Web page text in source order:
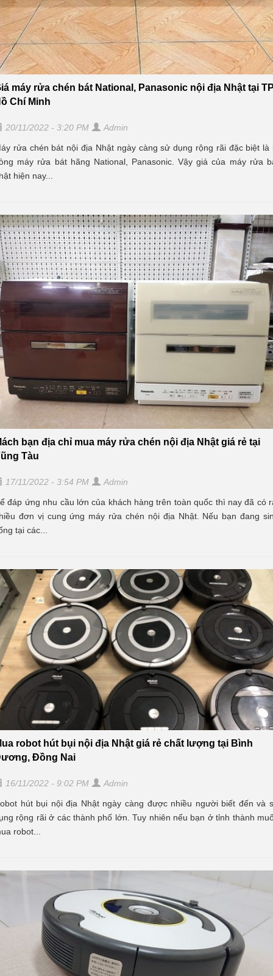
máy rửa chén bát National, Panasonic nội địa Nhật tại
Chí Minh
20/11/2022 - 3:20 PM Admin
rửa chén bát nội địa Nhật ngày càng sử dụng rộng rãi đặc biệt là
máy rửa bát hãng National, Panasonic. Vậy giá của máy rửa
hiện nay...
bạn địa chỉ mua máy rửa chén nội địa Nhật giá rẻ tại
Tàu
17/11/2022 - 3:54 PM Admin
đáp ứng nhu cầu lớn của khách hàng trên toàn quốc thì nay đã có
đơn vị cung ứng máy rửa chén nội địa Nhật. Nếu bạn đang
tại các...
robot hút bụi nội địa Nhật giá rẻ chất lượng tại Bình
Đồng Nai
16/11/2022 - 9:02 PM Admin
hút bụi nội địa Nhật ngày càng được nhiều người biết đến và
rộng rãi ở các thành phố lớn. Tuy nhiên nếu bạn ở tỉnh thành
robot...